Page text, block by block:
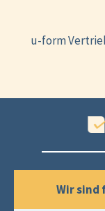
u-form
Wir sind